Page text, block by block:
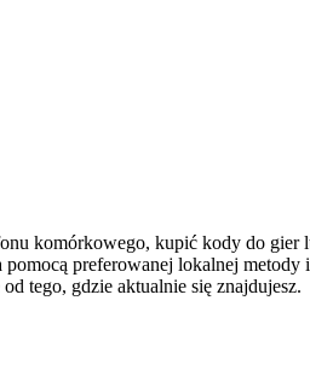
komórkowego, kupić kody do gier
preferowanej lokalnej
tego, gdzie aktualnie się znajdujesz.